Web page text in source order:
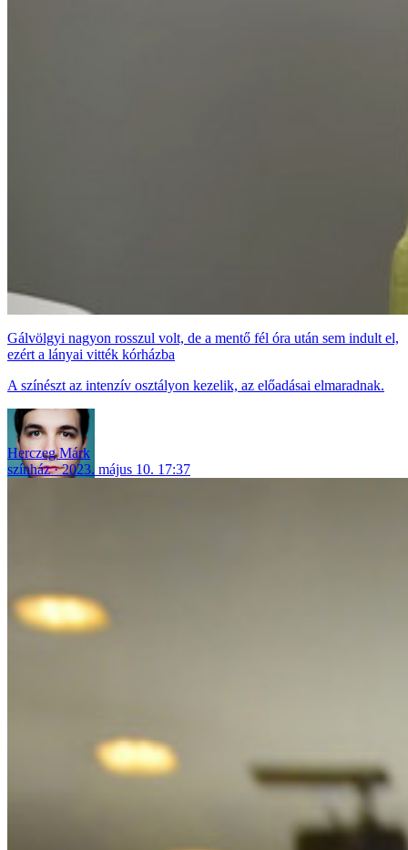
Gálvölgyi nagyon rosszul volt, de a mentő fél óra után sem indult el,
ezért a lányai vitték kórházba
A színészt az intenzív osztályon kezelik, az előadásai elmaradnak.
Herczeg Márk
színház
2023. május 10. 17:37